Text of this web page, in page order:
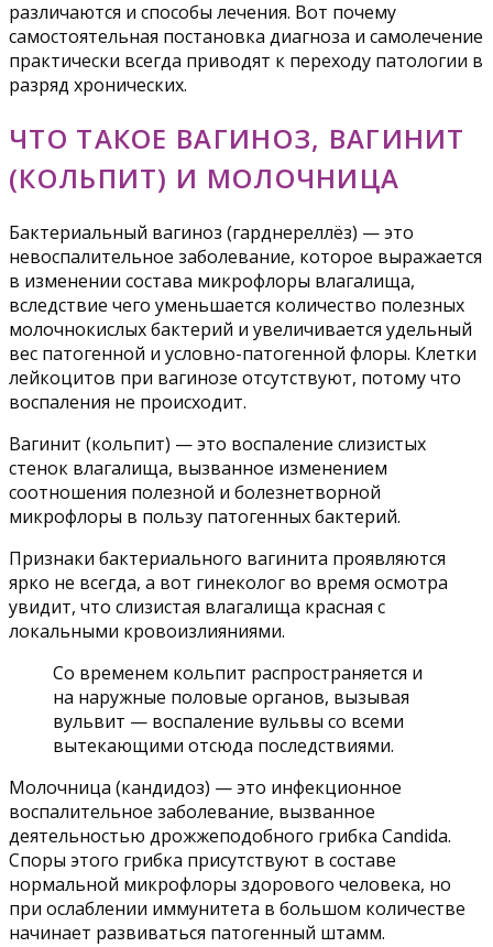
различаются и способы лечения. Вот почему
самостоятельная постановка диагноза и самолечение
практически всегда приводят к переходу патологии в
разряд хронических.
ЧТО ТАКОЕ ВАГИНОЗ, ВАГИНИТ
(КОЛЬПИТ) И МОЛОЧНИЦА
Бактериальный вагиноз (гарднереллёз) — это
невоспалительное заболевание, которое выражается
в изменении состава микрофлоры влагалища,
вследствие чего уменьшается количество полезных
молочнокислых бактерий и увеличивается удельный
вес патогенной и условно-патогенной флоры. Клетки
лейкоцитов при вагинозе отсутствуют, потому что
воспаления не происходит.
Вагинит (кольпит) — это воспаление слизистых
стенок влагалища, вызванное изменением
соотношения полезной и болезнетворной
микрофлоры в пользу патогенных бактерий.
Признаки бактериального вагинита проявляются
ярко не всегда, а вот гинеколог во время осмотра
увидит, что слизистая влагалища красная с
локальными кровоизлияниями.
Со временем кольпит распространяется и
на наружные половые органов, вызывая
вульвит — воспаление вульвы со всеми
вытекающими отсюда последствиями.
Молочница (кандидоз) — это инфекционное
воспалительное заболевание, вызванное
деятельностью дрожжеподобного грибка Candida.
Споры этого грибка присутствуют в составе
нормальной микрофлоры здорового человека, но
при ослаблении иммунитета в большом количестве
начинает развиваться патогенный штамм.